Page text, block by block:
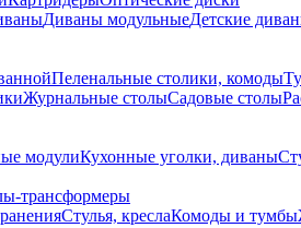
Диваны модульныеДетские
Пеленальные столики, комоды
Журнальные столыСадовые столы
модулиКухонные уголки, диваны
трансформеры
Стулья, креслаКомоды и тумбы